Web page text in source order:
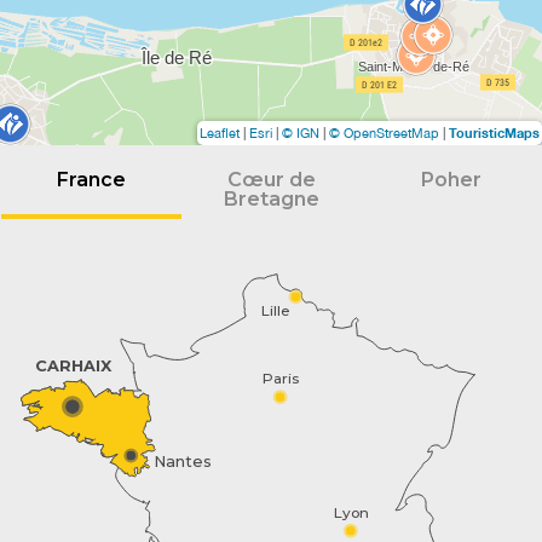
Leaflet| Esri © IGN © OpenStreetMap TouristicMaps
France
Cœur de
Bretagne
Poher
Paris
Lyon
Lille
Nantes
CARHAIX